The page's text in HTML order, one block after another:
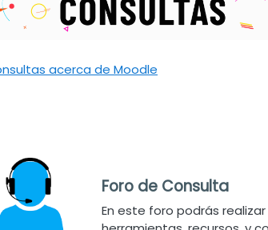
acerca de Moodle
Foro
Foro de Consulta
En este foro podrás